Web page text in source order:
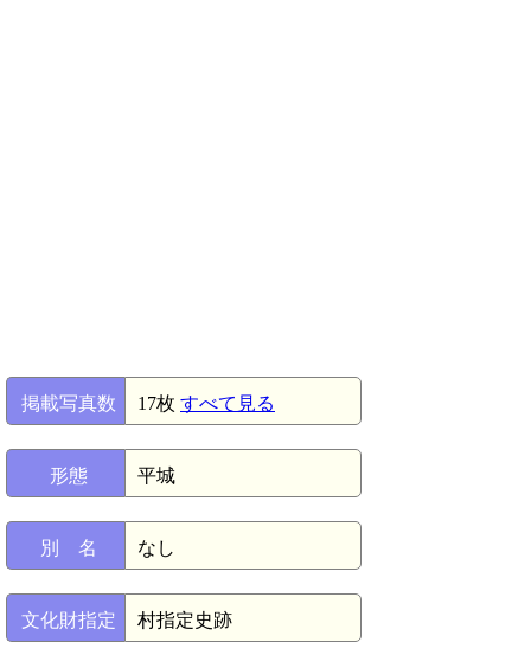
掲載写真数 17枚 すべて見る
形態 平城
別 名 なし
文化財指定 村指定史跡